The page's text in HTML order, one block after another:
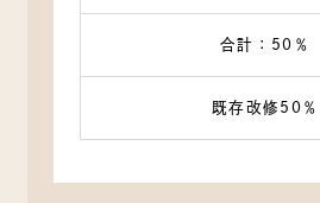
合計：50％
既存改修50％